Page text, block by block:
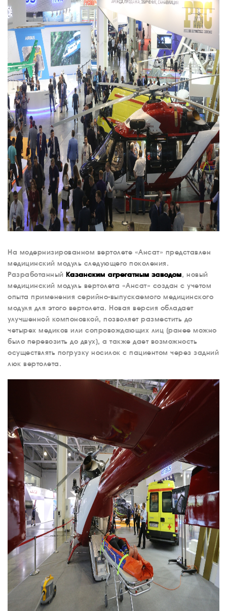
На модернизированном вертолете «Ансат» представлен
медицинский модуль следующего поколения.
Разработанный Казанским агрегатным заводом, новый
медицинский модуль вертолета «Ансат» создан с учетом
опыта применения серийно-выпускаемого медицинского
модуля для этого вертолета. Новая версия обладает
улучшенной компоновкой, позволяет разместить до
четырех медиков или сопровождающих лиц (ранее можно
было перевозить до двух), а также дает возможность
осуществлять погрузку носилок с пациентом через задний
люк вертолета.